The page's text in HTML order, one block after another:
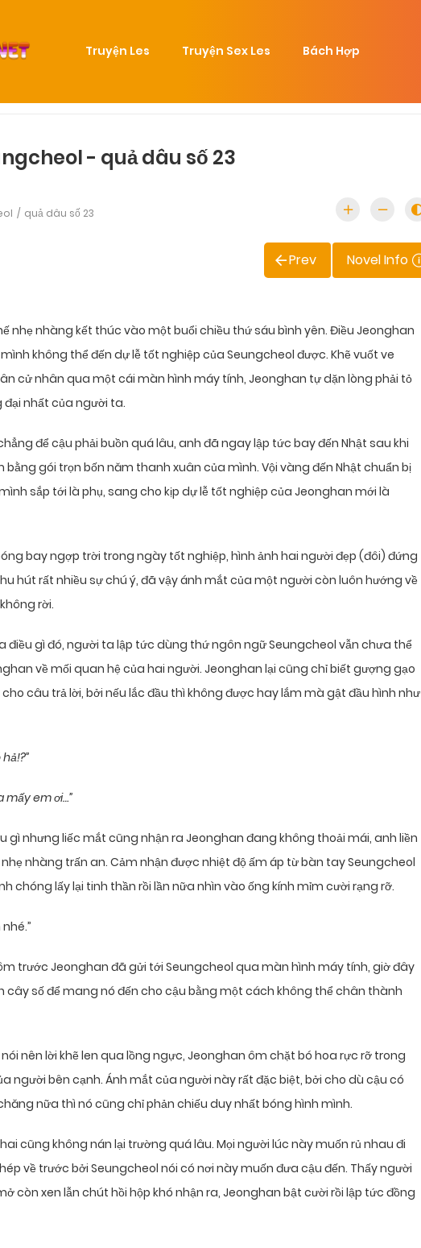
Truyện Les Truyện Sex Les Bách Hợp
- quả dâu số 23
quả dâu số 23
Prev Novel Info
nhẹ nhàng kết thúc vào một buổi chiều thứ sáu bình yên. Điều Jeonghan
không thể đến dự lễ tốt nghiệp của Seungcheol được. Khẽ vuốt ve
cử nhân qua một cái màn hình máy tính, Jeonghan tự dặn lòng phải tỏ
nhất của người ta.
để cậu phải buồn quá lâu, anh đã ngay lập tức bay đến Nhật sau khi
gói trọn bốn năm thanh xuân của mình. Vội vàng đến Nhật chuẩn bị
sắp tới là phụ, sang cho kịp dự lễ tốt nghiệp của Jeonghan mới là
bay ngợp trời trong ngày tốt nghiệp, hình ảnh hai người đẹp (đôi) đứng
hút rất nhiều sự chú ý, đã vậy ánh mắt của một người còn luôn hướng về
rời.
điều gì đó, người ta lập tức dùng thứ ngôn ngữ Seungcheol vẫn chưa thể
về mối quan hệ của hai người. Jeonghan lại cũng chỉ biết gượng gạo
câu trả lời, bởi nếu lắc đầu thì không được hay lắm mà gật đầu hình như
mấy em ơi…”
gì nhưng liếc mắt cũng nhận ra Jeonghan đang không thoải mái, anh liền
nhàng trấn an. Cảm nhận được nhiệt độ ấm áp từ bàn tay Seungcheol
chóng lấy lại tinh thần rồi lần nữa nhìn vào ống kính mỉm cười rạng rỡ.
trước Jeonghan đã gửi tới Seungcheol qua màn hình máy tính, giờ đây
cây số để mang nó đến cho cậu bằng một cách không thể chân thành
nên lời khẽ len qua lồng ngực, Jeonghan ôm chặt bó hoa rực rỡ trong
người bên cạnh. Ánh mắt của người này rất đặc biệt, bởi cho dù cậu có
nữa thì nó cũng chỉ phản chiếu duy nhất bóng hình mình.
cũng không nán lại trường quá lâu. Mọi người lúc này muốn rủ nhau đi
về trước bởi Seungcheol nói có nơi này muốn đưa cậu đến. Thấy người
còn xen lẫn chút hồi hộp khó nhận ra, Jeonghan bật cười rồi lập tức đồng